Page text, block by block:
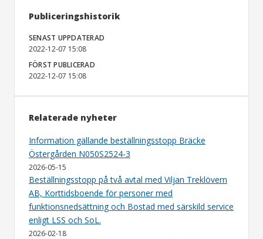
Publiceringshistorik
SENAST UPPDATERAD
2022-12-07 15:08
FÖRST PUBLICERAD
2022-12-07 15:08
Relaterade nyheter
Information gällande beställningsstopp Bräcke
Östergården N050S2524-3
2026-05-15
Beställningsstopp på två avtal med Viljan Treklövern
AB, Korttidsboende för personer med
funktionsnedsättning och Bostad med särskild service
enligt LSS och SoL.
2026-02-18